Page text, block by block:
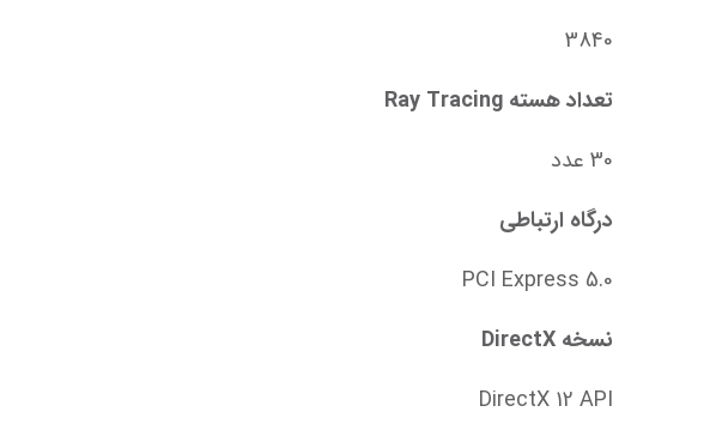
3840
تعداد هسته Ray Tracing
30 عدد
درگاه ارتباطی
PCI Express 5.0
نسخه DirectX
DirectX 12 API